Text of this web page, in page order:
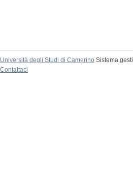
Università degli Studi di Camerino Sistema
Contattaci